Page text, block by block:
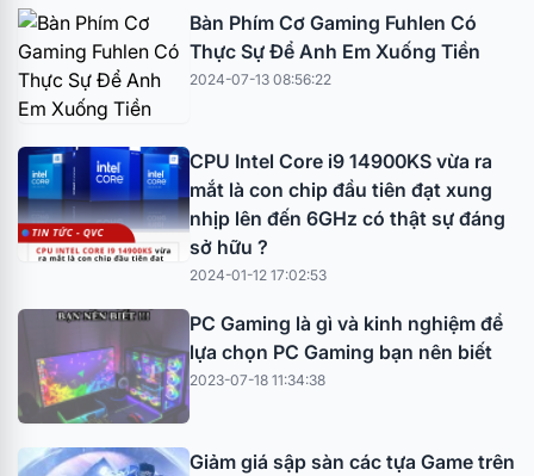
Bàn Phím Cơ Gaming Fuhlen Có
Thực Sự Để Anh Em Xuống Tiền
2024-07-13 08:56:22
CPU Intel Core i9 14900KS vừa ra
mắt là con chip đầu tiên đạt xung
nhịp lên đến 6GHz có thật sự đáng
sở hữu ?
2024-01-12 17:02:53
PC Gaming là gì và kinh nghiệm để
lựa chọn PC Gaming bạn nên biết
2023-07-18 11:34:38
Giảm giá sập sàn các tựa Game trên